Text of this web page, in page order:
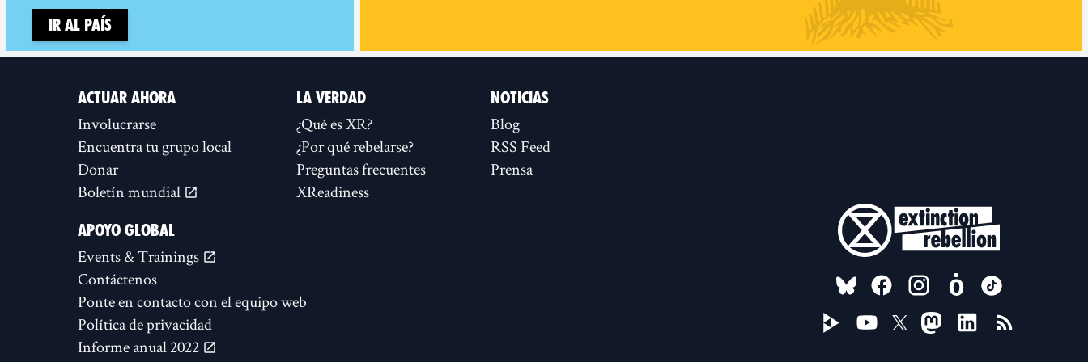
Ir al país
ACTUAR AHORA
Involucrarse
Encuentra tu grupo local
Donar
Boletín mundial
LA VERDAD
¿Qué es XR?
¿Por qué rebelarse?
Preguntas frecuentes
XReadiness
NOTICIAS
Blog
RSS Feed
Prensa
APOYO GLOBAL
Events & Trainings
Contáctenos
Ponte en contacto con el equipo web
Política de privacidad
Informe anual 2022
FOLLOW US ON